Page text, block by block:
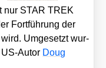
nur STAR TREK
Fort­füh­rung der
Umge­setzt wur­
Autor Doug